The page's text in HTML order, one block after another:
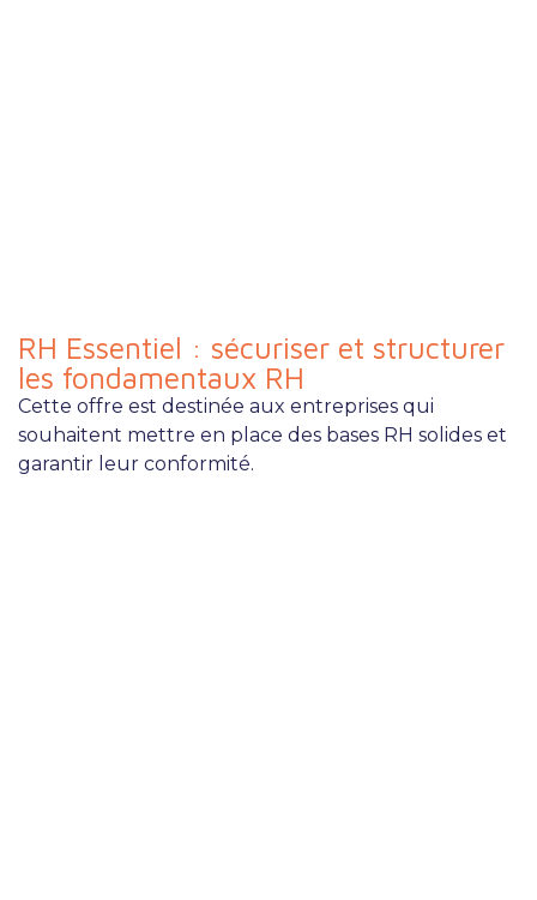
RH Essentiel : sécuriser et structurer
les fondamentaux RH
Cette offre est destinée aux entreprises qui
souhaitent mettre en place des bases RH solides et
garantir leur conformité.